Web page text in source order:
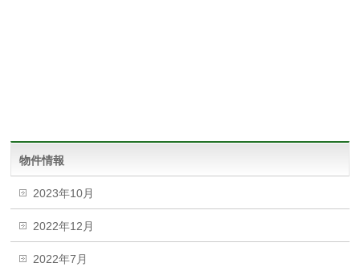
物件情報
2023年10月
2022年12月
2022年7月